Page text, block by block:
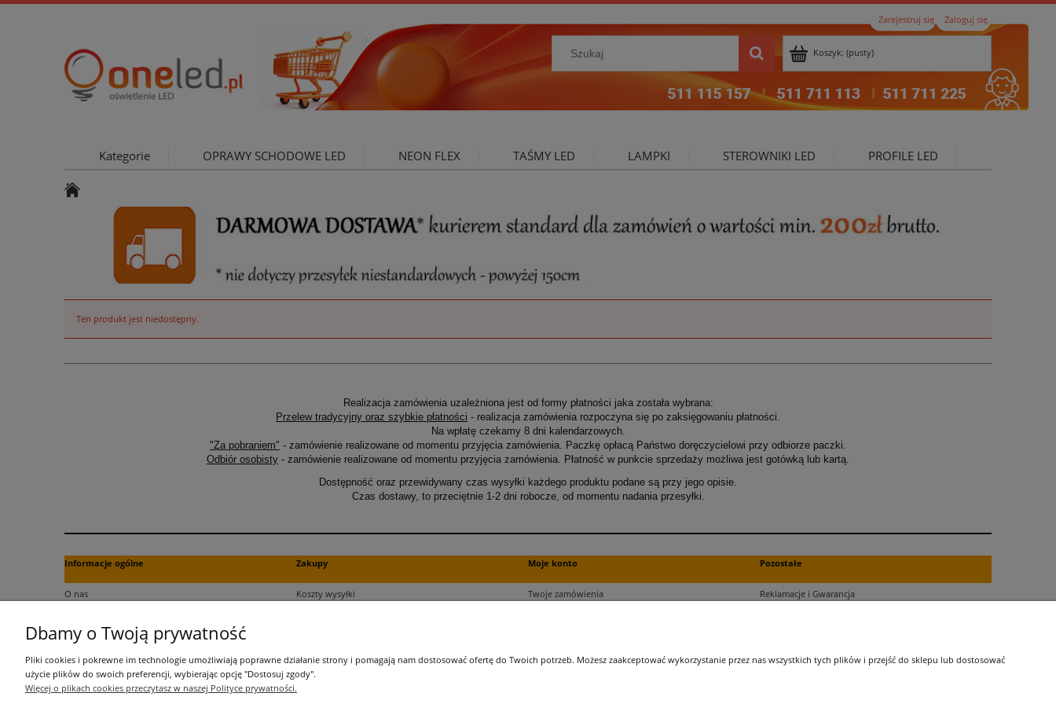
Zarejestruj się Zaloguj się
Koszyk: (pusty)
Kategorie OPRAWY SCHODOWE LED NEON FLEX TAŚMY LED LAMPKI STEROWNIKI LED PROFILE LED
Ten produkt jest niedostępny.
Realizacja zamówienia uzależniona jest od formy płatności jaka została wybrana:
Przelew tradycyjny oraz szybkie płatności - realizacja zamówienia rozpoczyna się po zaksięgowaniu płatności.
Na wpłatę czekamy 8 dni kalendarzowych.
"Za pobraniem" - zamówienie realizowane od momentu przyjęcia zamówienia. Paczkę opłacą Państwo doręczycielowi przy odbiorze paczki.
Odbiór osobisty - zamówienie realizowane od momentu przyjęcia zamówienia. Płatność w punkcie sprzedaży możliwa jest gotówką lub kartą.
Dostępność oraz przewidywany czas wysyłki każdego produktu podane są przy jego opisie.
Czas dostawy, to przeciętnie 1-2 dni robocze, od momentu nadania przesyłki.
Informacje ogólne
O nas
Regulamin
Polityka prywatności
Informacje o przetwarzaniu danych
Zakupy
Koszty wysyłki
Czas realizacji zamówień
Moje konto
Twoje zamówienia
Pozostałe
Reklamacje i Gwarancja
Dbamy o Twoją prywatność
Pliki cookies i pokrewne im technologie umożliwiają poprawne działanie strony i pomagają nam dostosować ofertę do Twoich potrzeb. Możesz zaakceptować wykorzystanie przez nas wszystkich tych plików i przejść do sklepu lub dostosować
użycie plików do swoich preferencji, wybierając opcję "Dostosuj zgody".
Więcej o plikach cookies przeczytasz w naszej Polityce prywatności.